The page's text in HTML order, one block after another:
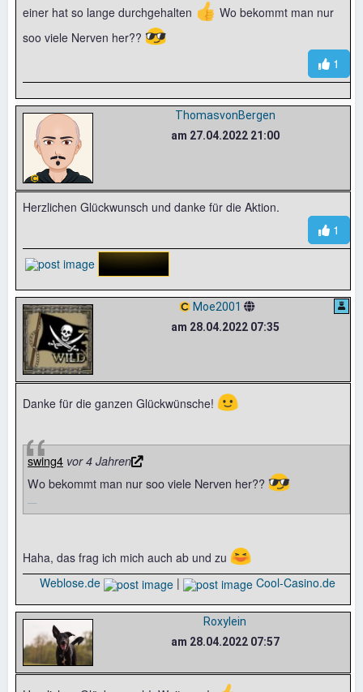
einer hat so lange durchgehalten 👍 Wo bekommt man nur
soo viele Nerven her?? 😎
1
ThomasvonBergen
am 27.04.2022 21:00
Herzlichen Glückwunsch und danke für die Aktion.
1
Moe2001
am 28.04.2022 07:35
Danke für die ganzen Glückwünsche! 🙂
swing4 vor 4 Jahren
Wo bekommt man nur soo viele Nerven her??😎
Haha, das frag ich mich auch ab und zu 😆
Weblose.de | Cool-Casino.de
Roxylein
am 28.04.2022 07:57